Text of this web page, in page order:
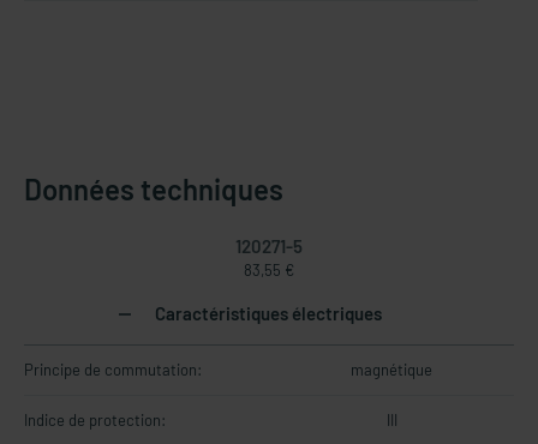
Données techniques
120271-5
83,55 €
Caractéristiques électriques
Principe de commutation: magnétique
Indice de protection: III